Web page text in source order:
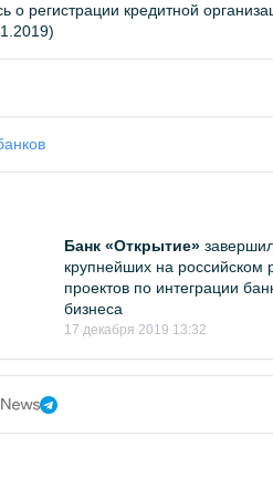
регистрации кредитной
Банк «Открытие»
крупнейших на российском
проектов по интеграции
бизнеса
17 декабря 2019 13:32